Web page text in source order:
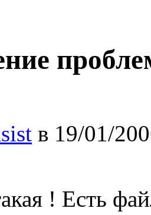
в 19/01/
! Есть